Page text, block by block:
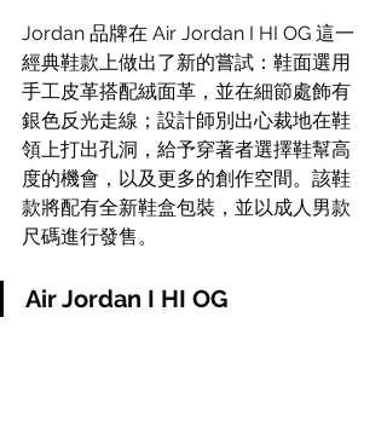
Jordan 品牌在 Air Jordan I HI OG 這一
經典鞋款上做出了新的嘗試：鞋面選用
手工皮革搭配絨面革，並在細節處飾有
銀色反光走線；設計師別出心裁地在鞋
領上打出孔洞，給予穿著者選擇鞋幫高
度的機會，以及更多的創作空間。該鞋
款將配有全新鞋盒包裝，並以成人男款
尺碼進行發售。
Air Jordan I HI OG